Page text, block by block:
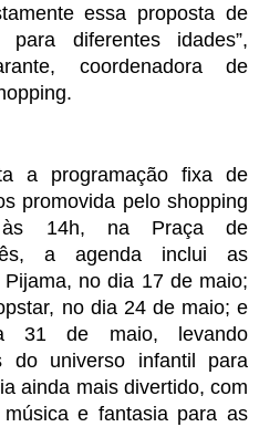
essa proposta de
diferentes idades”,
coordenadora de
a programação fixa de
promovida pelo shopping
às 14h, na Praça de
a agenda inclui as
no dia 17 de maio;
no dia 24 de maio; e
31 de maio, levando
do universo infantil para
ainda mais divertido, com
e fantasia para as